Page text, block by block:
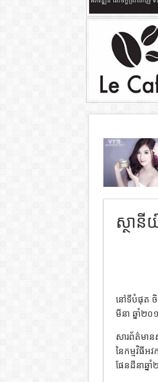
ស្ថា
នៅទីបំផុត ចិ
មីនា ឆ្នាំ២០
សារព័ត៌មា
នៃកម្មវិធីអ
ផែនដីនាឆ្ន